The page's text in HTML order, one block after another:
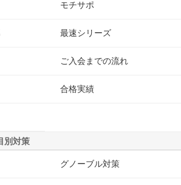
モチサポ
最速シリーズ
ご入会までの流れ
合格実績
別対策
グノーブル対策